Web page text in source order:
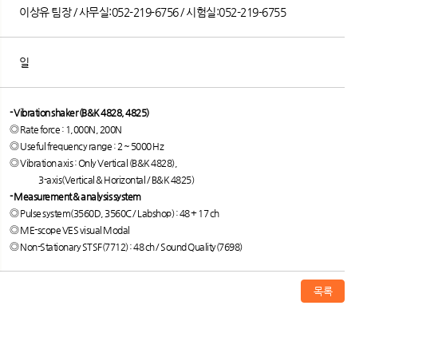
이상유 팀장 / 사무실:052-219-6756 / 시험실:052-219-6755
일
- Vibration shaker (B&K 4828, 4825)
◎Rate force : 1,000N, 200N
◎Useful frequency range : 2 ~ 5000 Hz
◎Vibration axis : Only Vertical (B&K 4828),
3-axis(Vertical & Horizontal / B&K 4825)
- Measurement & analysis system
◎Pulse system(3560D, 3560C / Labshop) : 48 + 17 ch
◎ME-scope VES visual Modal
◎Non-Stationary STSF(7712) : 48 ch / Sound Quality(7698)
목록